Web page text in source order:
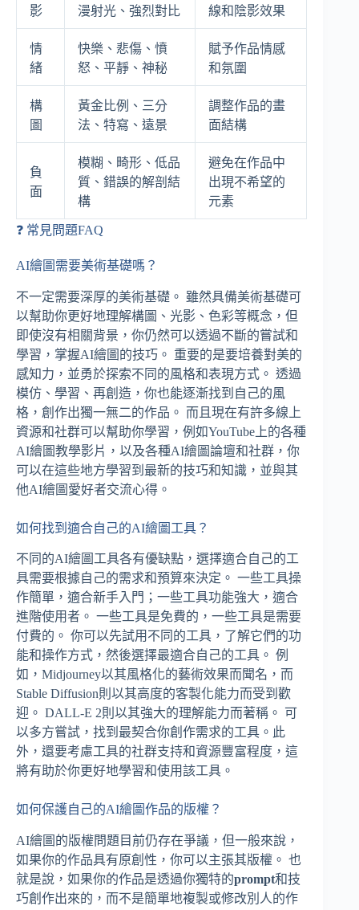
影
漫射光、強烈對比
線和陰影效果
情
緒
快樂、悲傷、憤
怒、平靜、神秘
賦予作品情感
和氛圍
構
圖
黃金比例、三分
法、特寫、遠景
調整作品的畫
面結構
負
面
模糊、畸形、低品
質、錯誤的解剖結
構
避免在作品中
出現不希望的
元素
❓ 常見問題FAQ
AI繪圖需要美術基礎嗎？
不一定需要深厚的美術基礎。 雖然具備美術基礎可
以幫助你更好地理解構圖、光影、色彩等概念，但
即使沒有相關背景，你仍然可以透過不斷的嘗試和
學習，掌握AI繪圖的技巧。 重要的是要培養對美的
感知力，並勇於探索不同的風格和表現方式。 透過
模仿、學習、再創造，你也能逐漸找到自己的風
格，創作出獨一無二的作品。 而且現在有許多線上
資源和社群可以幫助你學習，例如YouTube上的各種
AI繪圖教學影片，以及各種AI繪圖論壇和社群，你
可以在這些地方學習到最新的技巧和知識，並與其
他AI繪圖愛好者交流心得。
如何找到適合自己的AI繪圖工具？
不同的AI繪圖工具各有優缺點，選擇適合自己的工
具需要根據自己的需求和預算來決定。 一些工具操
作簡單，適合新手入門；一些工具功能強大，適合
進階使用者。 一些工具是免費的，一些工具是需要
付費的。 你可以先試用不同的工具，了解它們的功
能和操作方式，然後選擇最適合自己的工具。 例
如，Midjourney以其風格化的藝術效果而聞名，而
Stable Diffusion則以其高度的客製化能力而受到歡
迎。 DALL-E 2則以其強大的理解能力而著稱。 可
以多方嘗試，找到最契合你創作需求的工具。此
外，還要考慮工具的社群支持和資源豐富程度，這
將有助於你更好地學習和使用該工具。
如何保護自己的AI繪圖作品的版權？
AI繪圖的版權問題目前仍存在爭議，但一般來說，
如果你的作品具有原創性，你可以主張其版權。 也
就是說，如果你的作品是透過你獨特的prompt和技
巧創作出來的，而不是簡單地複製或修改別人的作